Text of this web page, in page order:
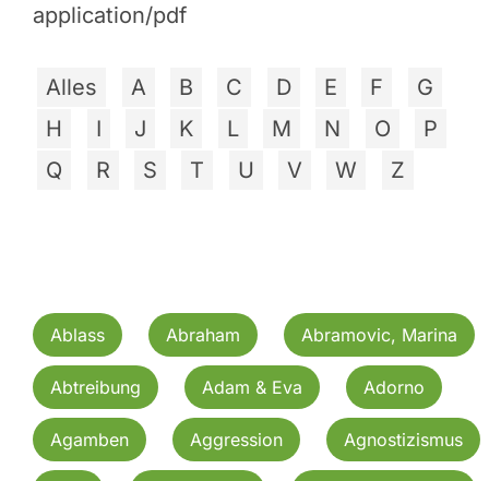
application/pdf
Alles A B C D E F
G
H
I J K L M N O
P
Q
R S T U V W Z
Ablass Abraham Abramovic, Marina
Abtreibung Adam & Eva Adorno
Agamben Aggression Agnostizismus